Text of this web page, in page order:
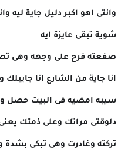
وانتى اهو اكبر دليل جاية
شوية تبقى عايزة ايه
صفعته فرح على وجهه وهى
انا جاية من الشارع انا
سيبه امضيه فى البيت حصل
دلوقتى مراتك وعلى ذمتك
تركته وغادرت وهى تبكى بشدة